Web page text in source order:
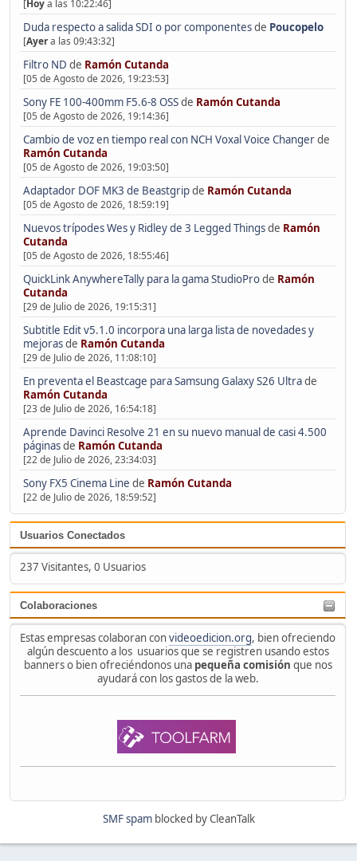
[Hoya las 10:22:46]
Duda respecto a salida SDI o por componentesde Poucopelo
[Ayera las 09:43:32]
Filtro ND de Ramón Cutanda
[05 de Agosto de 2026, 19:23:53]
Sony FE 100-400mm F5.6-8 OSSde Ramón Cutanda
[05 de Agosto de 2026, 19:14:36]
Cambio de voz en tiempo real con NCH Voxal Voice Changerde
Ramón Cutanda
[05 de Agosto de 2026, 19:03:50]
Adaptador DOF MK3 de Beastgripde Ramón Cutanda
[05 de Agosto de 2026, 18:59:19]
Nuevos trípodes Wes y Ridley de 3 Legged Thingsde Ramón
Cutanda
[05 de Agosto de 2026, 18:55:46]
QuickLink AnywhereTally para la gama StudioProde Ramón
Cutanda
[29 de Julio de 2026, 19:15:31]
Subtitle Edit v5.1.0 incorpora una larga lista de novedades y
mejorasde Ramón Cutanda
[29 de Julio de 2026, 11:08:10]
En preventa el Beastcage para Samsung Galaxy S26 Ultrade
Ramón Cutanda
[23 de Julio de 2026, 16:54:18]
Aprende Davinci Resolve 21 en su nuevo manual de casi 4.500
páginasde Ramón Cutanda
[22 de Julio de 2026, 23:34:03]
Sony FX5 Cinema Line de Ramón Cutanda
[22 de Julio de 2026, 18:59:52]
Usuarios Conectados
237 Visitantes, 0 Usuarios
Colaboraciones
Estas empresas colaboran convideoedicion.org, bien ofreciendo
algún descuento a los usuarios que se registren usando estos
banners o bien ofreciéndonos una pequeña comisión que nos
ayudará con los gastos de la web.
SMF spamblocked by CleanTalk